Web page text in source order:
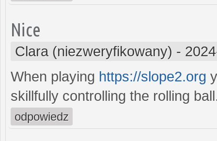
Nice
Clara (niezweryfikowany) -
When playing https://slope2.org
skillfully controlling the rolling
odpowiedz